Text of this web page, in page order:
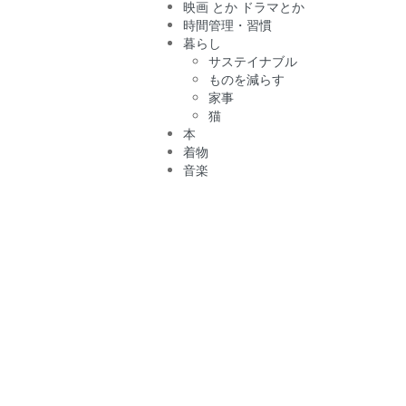
映画 とか ドラマとか
時間管理・習慣
暮らし
サステイナブル
ものを減らす
家事
猫
本
着物
音楽